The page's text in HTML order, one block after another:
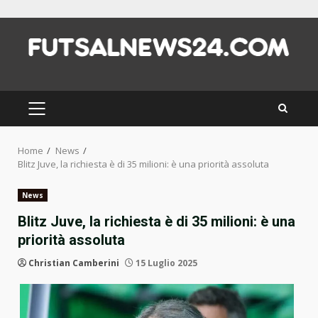
content
PRIMARY
MENU
Home
News
Blitz Juve, la richiesta è di 35 milioni: è una priorità assoluta
News
Blitz Juve, la richiesta è di 35 milioni: è una
priorità assoluta
Christian Camberini 15 Luglio 2025